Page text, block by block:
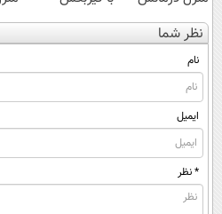
کن
(◀پرسش‌نامه)
هوشمند ⚙️
(نصف قیمت
نظر شما
نام
ایمیل
* نظر